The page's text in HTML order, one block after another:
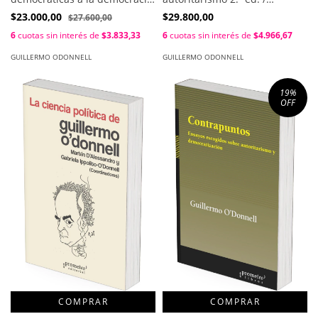
1a ed / Guillermo O´Donnell
$23.000,00 $27.600,00
6cuotas sin interés de $3.833,33
GUILLERMO ODONNELL
Guillermo O´Donnell
$29.800,00
6cuotas sin interés de $4.966,67
GUILLERMO ODONNELL
19%
OFF